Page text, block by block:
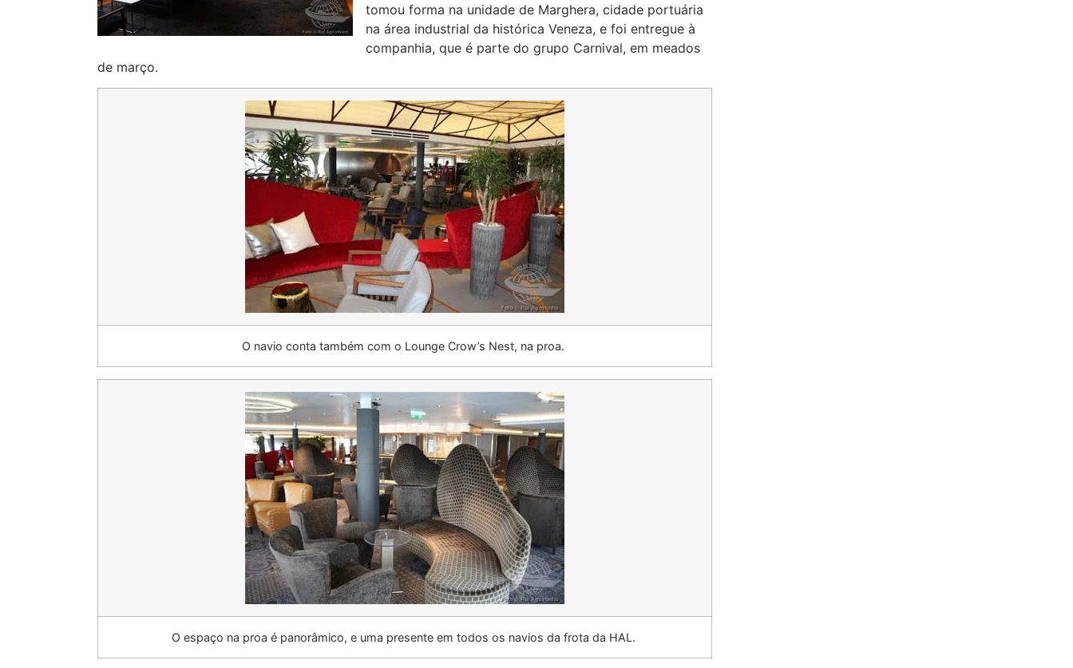
tomou forma na unidade de Marghera, cidade portuária
na área industrial da histórica Veneza, e foi entregue à
companhia, que é parte do grupo Carnival, em meados
de março.
O navio conta também com o Lounge Crow’s Nest, na proa.
O espaço na proa é panorâmico, e uma presente em todos os navios da frota da HAL.